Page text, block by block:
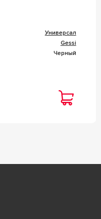
Универсал
Gessi
Черный